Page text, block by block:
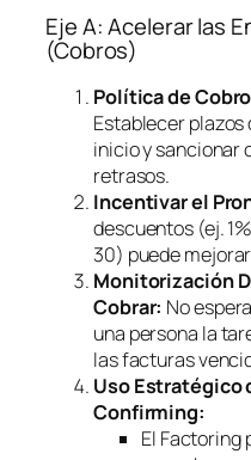
Eje A: Acelerar las
(Cobros)
Política de
Establecer plazos
inicio y sancionar
retrasos.
Incentivar el
descuentos (ej.
30) puede
Monitorización
Cobrar: No
una persona la
las facturas
Uso Estratégico
Confirming:
El Factoring